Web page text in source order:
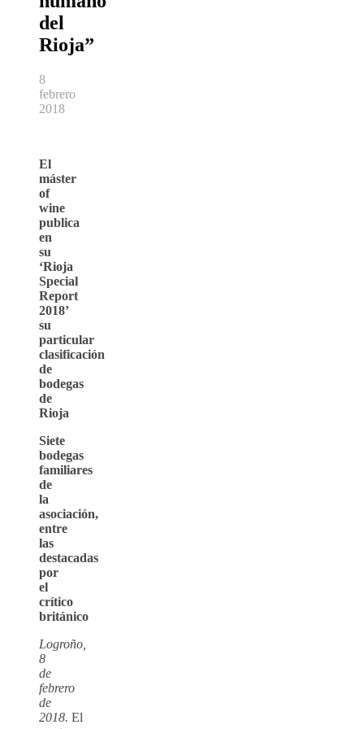
del
Rioja”
8
febrero
2018
El
máster
of
wine
publica
en
su
‘Rioja
Special
Report
2018’
su
particular
clasificación
de
bodegas
de
Rioja
Siete
bodegas
familiares
de
la
asociación,
entre
las
destacadas
por
el
crítico
británico
Logroño,
8
de
febrero
de
2018. El